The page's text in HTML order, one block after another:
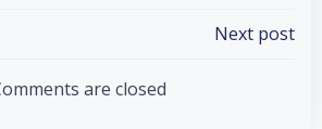
navigation
Next post
are closed